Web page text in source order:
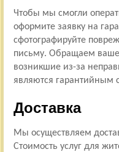
Чтобы мы смогли
оформите заявку на
сфотографируйте
письму. Обращаем
возникшие из-за
являются гарантийным
Доставка
Мы осуществляем
Стоимость услуг для